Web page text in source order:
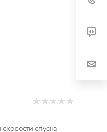
спуска